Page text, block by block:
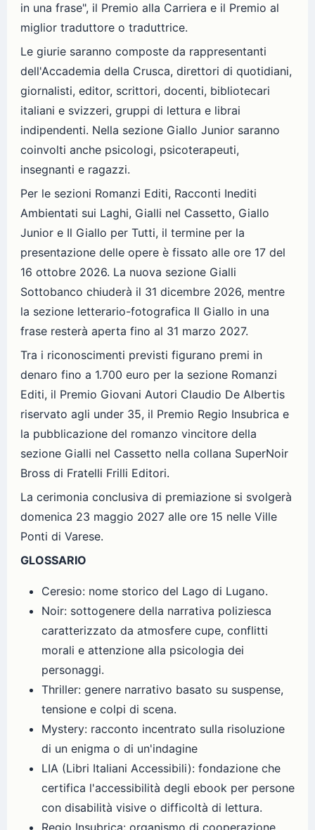
in una frase", il Premio alla Carriera e il Premio al
miglior traduttore o traduttrice.
Le giurie saranno composte da rappresentanti
dell'Accademia della Crusca, direttori di quotidiani,
giornalisti, editor, scrittori, docenti, bibliotecari
italiani e svizzeri, gruppi di lettura e librai
indipendenti. Nella sezione Giallo Junior saranno
coinvolti anche psicologi, psicoterapeuti,
insegnanti e ragazzi.
Per le sezioni Romanzi Editi, Racconti Inediti
Ambientati sui Laghi, Gialli nel Cassetto, Giallo
Junior e Il Giallo per Tutti, il termine per la
presentazione delle opere è fissato alle ore 17 del
16 ottobre 2026. La nuova sezione Gialli
Sottobanco chiuderà il 31 dicembre 2026, mentre
la sezione letterario-fotografica Il Giallo in una
frase resterà aperta fino al 31 marzo 2027.
Tra i riconoscimenti previsti figurano premi in
denaro fino a 1.700 euro per la sezione Romanzi
Editi, il Premio Giovani Autori Claudio De Albertis
riservato agli under 35, il Premio Regio Insubrica e
la pubblicazione del romanzo vincitore della
sezione Gialli nel Cassetto nella collana SuperNoir
Bross di Fratelli Frilli Editori.
La cerimonia conclusiva di premiazione si svolgerà
domenica 23 maggio 2027 alle ore 15 nelle Ville
Ponti di Varese.
GLOSSARIO
Ceresio: nome storico del Lago di Lugano.
Noir: sottogenere della narrativa poliziesca
caratterizzato da atmosfere cupe, conflitti
morali e attenzione alla psicologia dei
personaggi.
Thriller: genere narrativo basato su suspense,
tensione e colpi di scena.
Mystery: racconto incentrato sulla risoluzione
di un enigma o di un'indagine
LIA (Libri Italiani Accessibili): fondazione che
certifica l'accessibilità degli ebook per persone
con disabilità visive o difficoltà di lettura.